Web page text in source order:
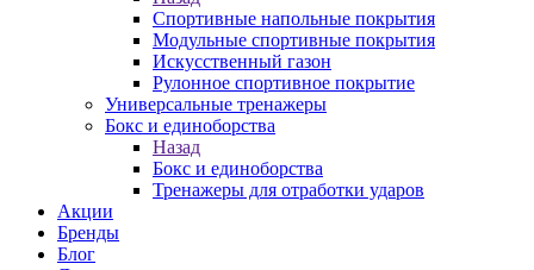
Спортивные напольные покрытия
Модульные спортивные покрытия
Искусственный газон
Рулонное спортивное покрытие
Универсальные тренажеры
Бокс и единоборства
Назад
Бокс и единоборства
Тренажеры для отработки ударов
Акции
Бренды
Блог